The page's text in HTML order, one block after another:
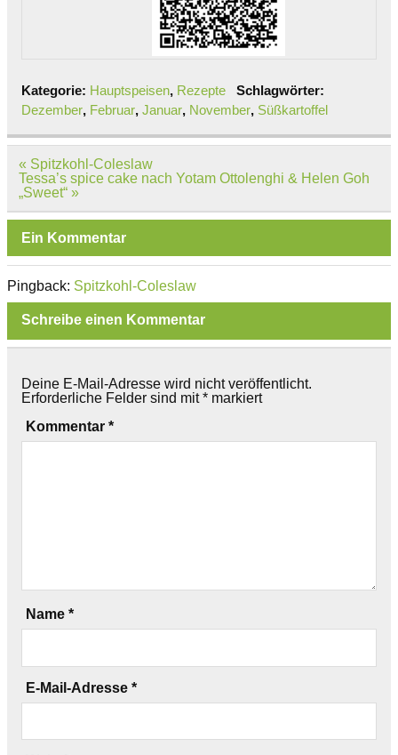
Kategorie: Hauptspeisen, Rezepte
Schlagwörter:
Dezember, Februar, Januar, November, Süßkartoffel
Beitragsnavigation
« Spitzkohl-Coleslaw
Tessa’s spice cake nach Yotam Ottolenghi & Helen Goh
„Sweet“ »
Ein Kommentar
Pingback: Spitzkohl-Coleslaw
Schreibe einen Kommentar
Deine E-Mail-Adresse wird nicht veröffentlicht.
Erforderliche Felder sind mit* markiert
Kommentar *
Name *
E-Mail-Adresse *